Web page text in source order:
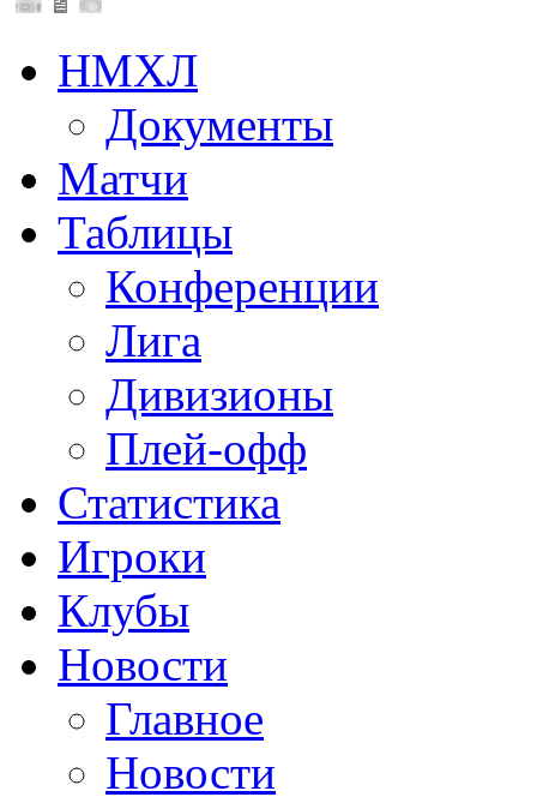
НМХЛ
Документы
Матчи
Таблицы
Конференции
Лига
Дивизионы
Плей-офф
Статистика
Игроки
Клубы
Новости
Главное
Новости